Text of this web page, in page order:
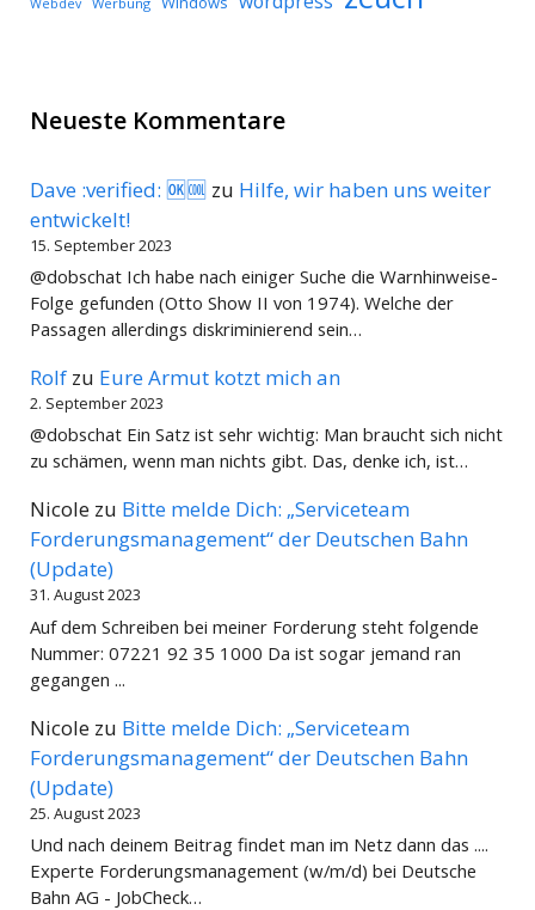
Neueste Kommentare
Dave :verified: 🆗🆒 zu Hilfe, wir haben uns weiter
entwickelt!
15. September 2023
@dobschat Ich habe nach einiger Suche die Warnhinweise-
Folge gefunden (Otto Show II von 1974). Welche der
Passagen allerdings diskriminierend sein…
Rolf zu Eure Armut kotzt mich an
2. September 2023
@dobschat Ein Satz ist sehr wichtig: Man braucht sich nicht
zu schämen, wenn man nichts gibt. Das, denke ich, ist…
Nicole zu Bitte melde Dich: „Serviceteam
Forderungsmanagement“ der Deutschen Bahn
(Update)
31. August 2023
Auf dem Schreiben bei meiner Forderung steht folgende
Nummer: 07221 92 35 1000 Da ist sogar jemand ran
gegangen ...
Nicole zu Bitte melde Dich: „Serviceteam
Forderungsmanagement“ der Deutschen Bahn
(Update)
25. August 2023
Und nach deinem Beitrag findet man im Netz dann das ....
Experte Forderungsmanagement (w/m/d) bei Deutsche
Bahn AG - JobCheck…